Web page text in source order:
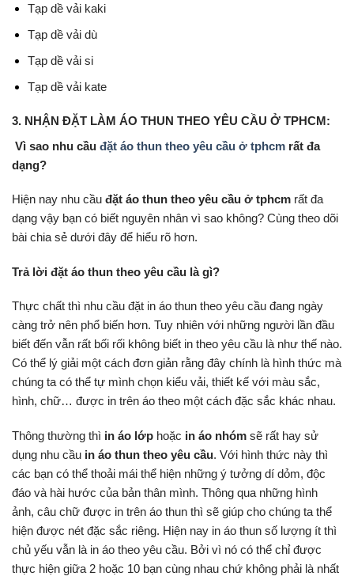
Tạp dề vải kaki
Tạp dề vải dù
Tạp dề vải si
Tạp dề vải kate
3. NHẬN ĐẶT LÀM ÁO THUN THEO YÊU CẦU Ở TPHCM:
Vì sao nhu cầu đặt áo thun theo yêu cầu ở tphcm rất đa
dạng?
Hiện nay nhu cầu đặt áo thun theo yêu cầu ở tphcm rất đa
dạng vậy bạn có biết nguyên nhân vì sao không? Cùng theo dõi
bài chia sẻ dưới đây để hiểu rõ hơn.
Trả lời đặt áo thun theo yêu cầu là gì?
Thực chất thì nhu cầu đặt in áo thun theo yêu cầu đang ngày
càng trở nên phổ biến hơn. Tuy nhiên với những người lần đầu
biết đến vẫn rất bối rối không biết in theo yêu cầu là như thế nào.
Có thể lý giải một cách đơn giản rằng đây chính là hình thức mà
chúng ta có thể tự mình chọn kiểu vải, thiết kế với màu sắc,
hình, chữ… được in trên áo theo một cách đặc sắc khác nhau.
Thông thường thì in áo lớp hoặc in áo nhóm sẽ rất hay sử
dụng nhu cầu in áo thun theo yêu cầu. Với hình thức này thì
các bạn có thể thoải mái thể hiện những ý tưởng dí dỏm, độc
đáo và hài hước của bản thân mình. Thông qua những hình
ảnh, câu chữ được in trên áo thun thì sẽ giúp cho chúng ta thể
hiện được nét đặc sắc riêng. Hiện nay in áo thun số lượng ít thì
chủ yếu vẫn là in áo theo yêu cầu. Bởi vì nó có thể chỉ được
thực hiện giữa 2 hoặc 10 bạn cùng nhau chứ không phải là nhất